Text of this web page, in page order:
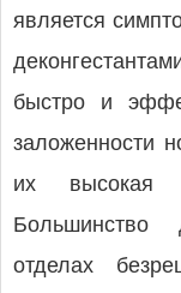
является
быстро и
заложенности
их высокая
Большинство
отделах